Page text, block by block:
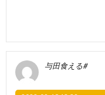
与田食える#